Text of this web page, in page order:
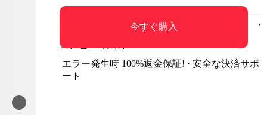
今すぐ購入
コンビニ印刷可
エラー発生時 100%返金保証! · 安全な決済サポ
ート